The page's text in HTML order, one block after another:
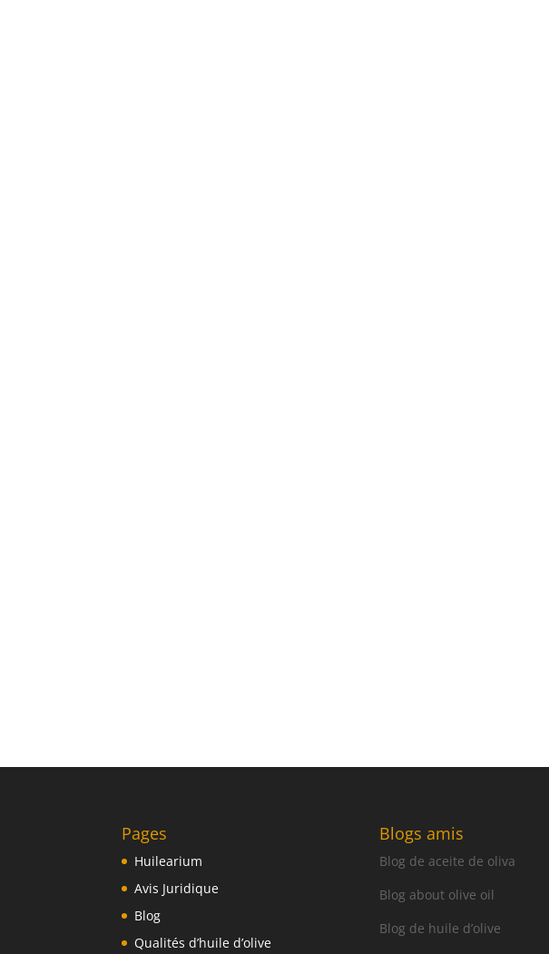
Pages
Huilearium
Avis Juridique
Blog
Qualités d’huile d’olive
Blogs amis
Blog de aceite de oliva
Blog about olive oil
Blog de huile d’olive